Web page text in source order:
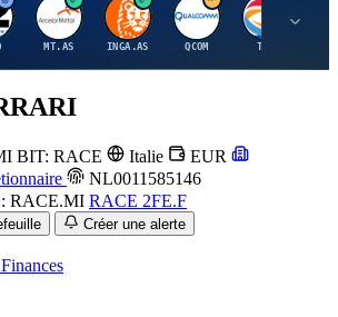
A
MT.AS
I
INGA.AS
Q
QCOM
T
TTE
BIT: RACE Italie
EUR
NL0011585146
RACE.MI RACE 2FE.F
Créer une alerte
Finances